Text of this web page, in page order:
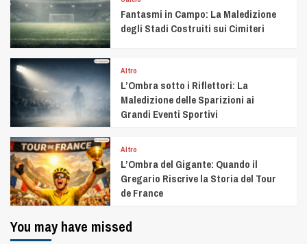
Fantasmi in Campo: La Maledizione
degli Stadi Costruiti sui Cimiteri
Altro
L’Ombra sotto i Riflettori: La
Maledizione delle Sparizioni ai
Grandi Eventi Sportivi
Altro
L’Ombra del Gigante: Quando il
Gregario Riscrive la Storia del Tour
de France
You may have missed